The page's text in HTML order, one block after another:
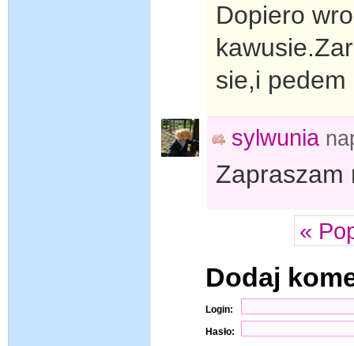
Dopiero
sie,i pedem
sylwunia
Zapraszam
«
Dodaj
Login:
Hasło: